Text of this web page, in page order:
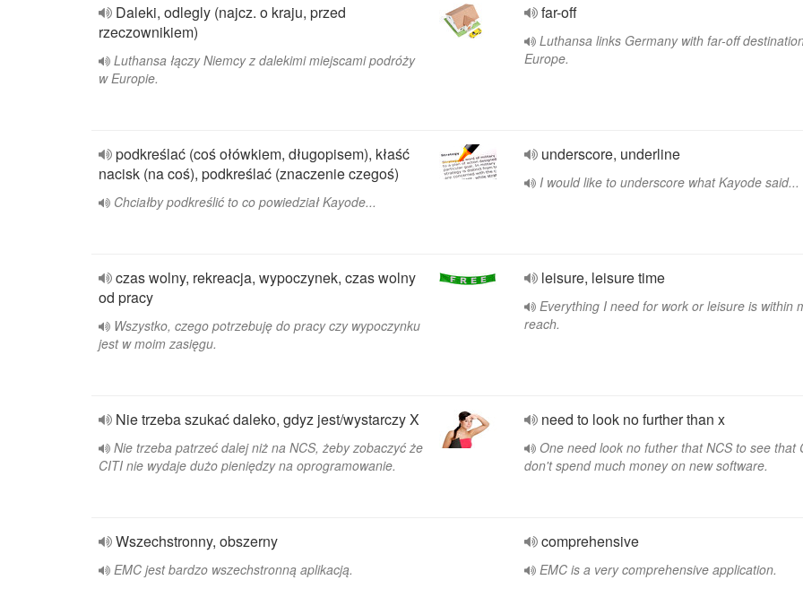
Daleki, odlegly (najcz. o kraju, przed
rzeczownikiem)
Luthansa łączy Niemcy z dalekimi miejscami podróży
w Europie.
far-off
Luthansa links Germany with far-off
Europe.
podkreślać (coś ołówkiem, długopisem), kłaść
nacisk (na coś), podkreślać (znaczenie czegoś)
Chciałby podkreślić to co powiedział Kayode...
underscore, underline
I would like to underscore what Kayode said...
czas wolny, rekreacja, wypoczynek, czas wolny
od pracy
Wszystko, czego potrzebuję do pracy czy wypoczynku
jest w moim zasięgu.
leisure, leisure time
Everything I need for work or leisure is within
reach.
Nie trzeba szukać daleko, gdyz jest/wystarczy X
Nie trzeba patrzeć dalej niż na NCS, żeby zobaczyć że
CITI nie wydaje dużo pieniędzy na oprogramowanie.
need to look no further than x
One need look no futher that NCS to see that
don't spend much money on new software.
Wszechstronny, obszerny
EMC jest bardzo wszechstronną aplikacją.
comprehensive
EMC is a very comprehensive application.